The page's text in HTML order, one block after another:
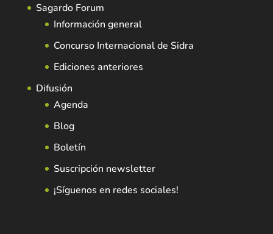
Sagardo Forum
Información general
Concurso Internacional de Sidra
Ediciones anteriores
Difusión
Agenda
Blog
Boletín
Suscripción newsletter
¡Síguenos en redes sociales!